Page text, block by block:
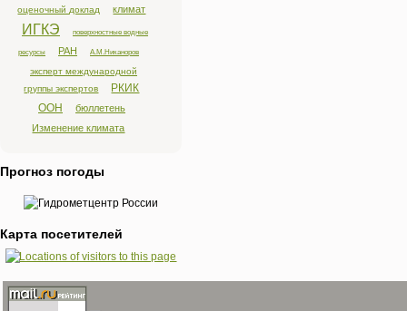
оценочный доклад
климат
ИГКЭ поверхностные водные
ресурсы РАН А.М.Никаноров
эксперт международной
группы экспертов
РКИК
ООН
бюллетень
Изменение климата
Прогноз погоды
Карта посетителей